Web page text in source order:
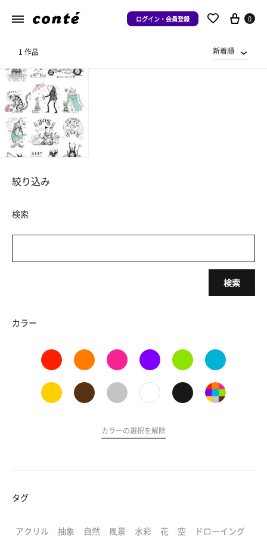
ログイン・会員登録 0
1 作品 新着順
絞り込み
検索
検索
カラー
カラーの選択を解除
タグ
アクリル 抽象 自然 風景 水彩 花 空 ドローイング